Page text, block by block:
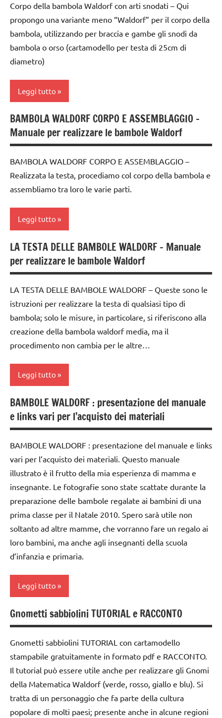
ARGOMENTI
PER ETA'
3 ai
6
anni
taglio
e
TUTORIAL
TUTTI GLI
PER ETA'
Corpo della bambola Waldorf con arti snodati – Qui
propongo una variante meno “Waldorf” per il corpo della
bambola, utilizzando per braccia e gambe gli snodi da
bambola o orso (cartamodello per testa di 25cm di
diametro)
Leggi tutto
bambole
6
anni
taglio
e
cucito
TUTTI GLI
ARGOMENTI
BAMBOLA WALDORF CORPO E ASSEMBLAGGIO –
Manuale per realizzare le bambole Waldorf
BAMBOLA WALDORF CORPO E ASSEMBLAGGIO –
Realizzata la testa, procediamo col corpo della bambola e
assembliamo tra loro le varie parti.
Leggi tutto
bambole
6
anni
taglio
e
cucito
TUTORIAL
PER ETA'
LA TESTA DELLE BAMBOLE WALDORF – Manuale
per realizzare le bambole Waldorf
LA TESTA DELLE BAMBOLE WALDORF – Queste sono le
istruzioni per realizzare la testa di qualsiasi tipo di
bambola; solo le misure, in particolare, si riferiscono alla
creazione della bambola waldorf media, ma il
procedimento non cambia per le altre…
Leggi tutto
bambole
dai
6
anni
taglio
e
cucito
TUTORIAL
TUTTI GLI
BAMBOLE WALDORF : presentazione del manuale
e links vari per l’acquisto dei materiali
BAMBOLE WALDORF : presentazione del manuale e links
vari per l’acquisto dei materiali. Questo manuale
illustrato è il frutto della mia esperienza di mamma e
insegnante. Le fotografie sono state scattate durante la
preparazione delle bambole regalate ai bambini di una
prima classe per il Natale 2010. Spero sarà utile non
soltanto ad altre mamme, che vorranno fare un regalo ai
loro bambini, ma anche agli insegnanti della scuola
d’infanzia e primaria.
Leggi tutto
bambole
3 ai
6
anni
taglio
e
cucito
Gnometti sabbiolini TUTORIAL e RACCONTO
Gnometti sabbiolini TUTORIAL con cartamodello
stampabile gratuitamente in formato pdf e RACCONTO.
Il tutorial può essere utile anche per realizzare gli Gnomi
della Matematica Waldorf (verde, rosso, giallo e blu). Si
tratta di un personaggio che fa parte della cultura
popolare di molti paesi; presente anche in alcune regioni